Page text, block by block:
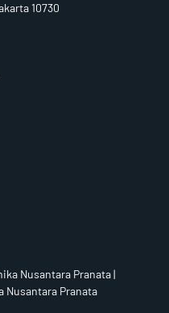
10730
Nusantara Pranata |
Nusantara Pranata